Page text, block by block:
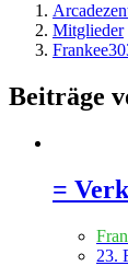
Mitglieder
Beiträge
=
23.